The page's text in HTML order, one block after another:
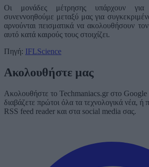
Οι μονάδες μέτρησης υπάρχουν
συνεννοηθούμε μεταξύ μας για
αρνούνται πεισματικά να ακολουθήσουν
αυτό κατά καιρούς τους στοιχίζει.
Πηγή: IFLScience
Ακολουθήστε μας
Ακολουθήστε το Techmaniacs.gr στο Google
διαβάζετε πρώτοι όλα τα τεχνολογικά νέα, ή
RSS feed reader και στα social media σας.